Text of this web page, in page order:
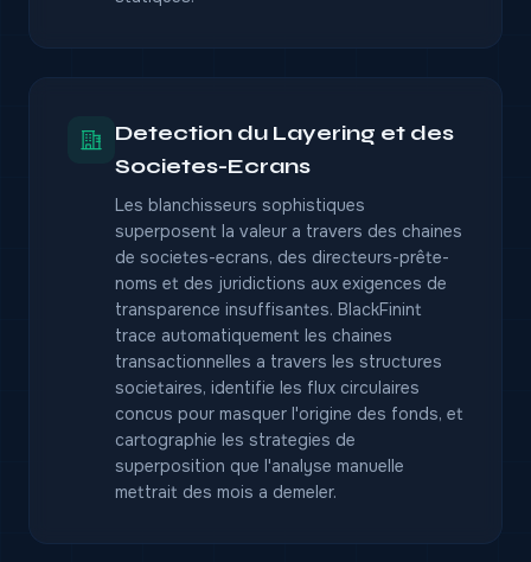
Detection du Layering et des
Societes-Ecrans
Les blanchisseurs sophistiques
superposent la valeur a travers des chaines
de societes-ecrans, des directeurs-prête-
noms et des juridictions aux exigences de
transparence insuffisantes. BlackFinint
trace automatiquement les chaines
transactionnelles a travers les structures
societaires, identifie les flux circulaires
concus pour masquer l'origine des fonds, et
cartographie les strategies de
superposition que l'analyse manuelle
mettrait des mois a demeler.